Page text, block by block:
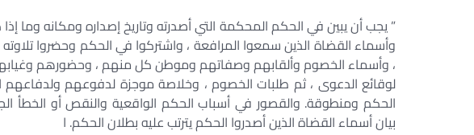
” يجب أن يبين في الحكم المحكمة التي أصدرته وتاريخ إصداره ومكانه وما
وأسماء القضاة الذين سمعوا المرافعة ، واشتركوا في الحكم وحضروا
، وأسماء الخصوم وألقابهم وصفاتهم وموطن كل منهم ، وحضورهم
لوقائع الدعوى ، ثم طلبات الخصوم ، وخلاصة موجزة لدفوعهم ولدفاعهم
الحكم ومنطوقة. والقصور في أسباب الحكم الواقعية والنقص أو
بيان أسماء القضاة الذين أصدروا الحكم يترتب عليه بطلان الحكم. ا